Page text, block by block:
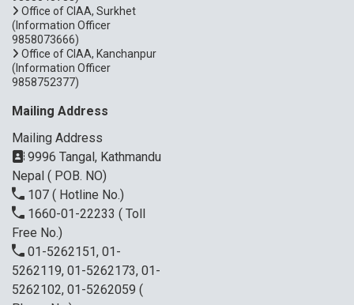
Office of CIAA, Surkhet
(Information Officer
9858073666)
Office of CIAA, Kanchanpur
(Information Officer
9858752377)
Mailing Address
Mailing Address
9996 Tangal, Kathmandu
Nepal ( POB. NO)
107 ( Hotline No.)
1660-01-22233 ( Toll
Free No.)
01-5262151, 01-
5262119, 01-5262173, 01-
5262102, 01-5262059 (